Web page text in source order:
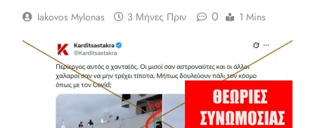
Iakovos Mylonas 3 Μήνες Πριν 0 1 Mins